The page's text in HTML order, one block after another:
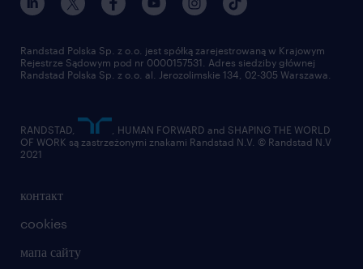
контакт
cookies
мапа сайту
Randstad Polska Sp. z o.o. jest spółką zarejestrowaną w Krajowym
Rejestrze Sądowym pod nr 0000157531. Adres siedziby głównej
Randstad Polska Sp. z o.o. al. Jerozolimskie 134, 02-305 Warszawa.
RANDSTAD,
, HUMAN FORWARD and SHAPING THE WORLD
OF WORK są zastrzeżonymi znakami Randstad N.V. © Randstad N.V
2021